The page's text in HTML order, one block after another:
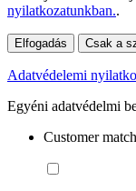
nyilatkozatunkban..
Elfogadás Csak a
Adatvédelemi
Egyéni adatvédelmi
Customer